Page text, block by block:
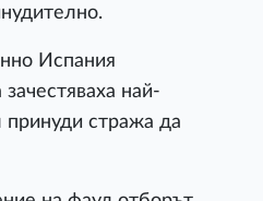
Испания
най-
стража да